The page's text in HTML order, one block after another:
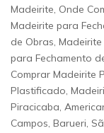
Madeirite, Onde
Madeirite para
de Obras,
para Fechamento
Comprar Madeirite
Plastificado,
Piracicaba,
Campos, Barueri,